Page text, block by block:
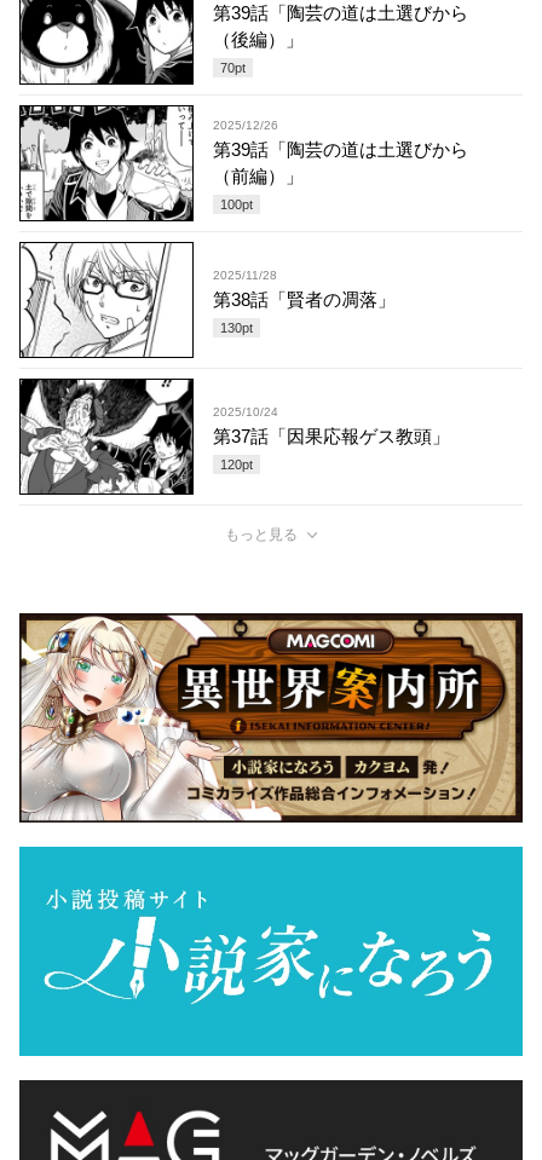
第39話「陶芸の道は土選びから
（後編）」
70pt
2025/12/26
第39話「陶芸の道は土選びから
（前編）」
100pt
2025/11/28
第38話「賢者の凋落」
130pt
2025/10/24
第37話「因果応報ゲス教頭」
120pt
もっと見る